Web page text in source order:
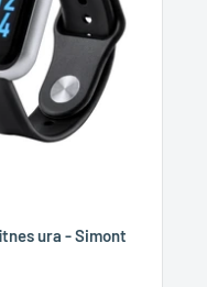
ura - Simont